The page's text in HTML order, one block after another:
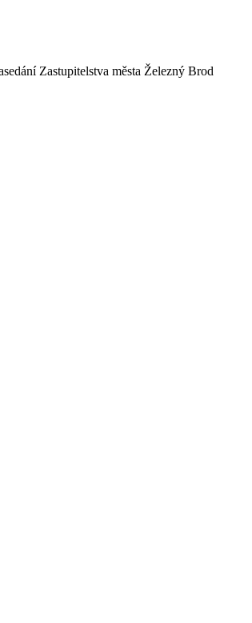
Zastupitelstva města Železný Brod